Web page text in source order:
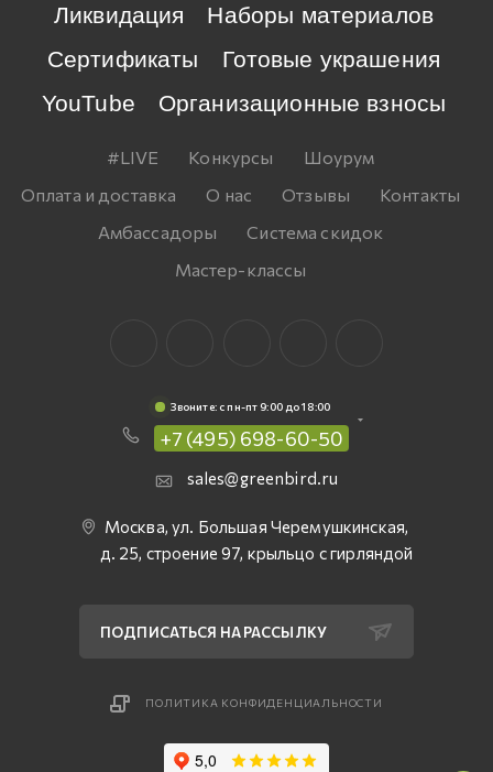
Ликвидация
Наборы материалов
Сертификаты
Готовые украшения
YouTube
Организационные взносы
#LIVE Конкурсы
Шоурум
Оплата и доставка
О нас Отзывы
Контакты
Амбассадоры
Система скидок
Мастер-классы
Звоните: c пн-пт 9:00 до 18:00
+7 (495) 698-60-50
sales@greenbird.ru
Москва, ул. Большая Черемушкинская,
д. 25, строение 97, крыльцо с гирляндой
ПОДПИСАТЬСЯ НА РАССЫЛКУ
ПОЛИТИКА КОНФИДЕНЦИАЛЬНОСТИ